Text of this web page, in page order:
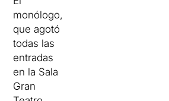
monólogo,
que agotó
todas las
entradas
en la Sala
Gran